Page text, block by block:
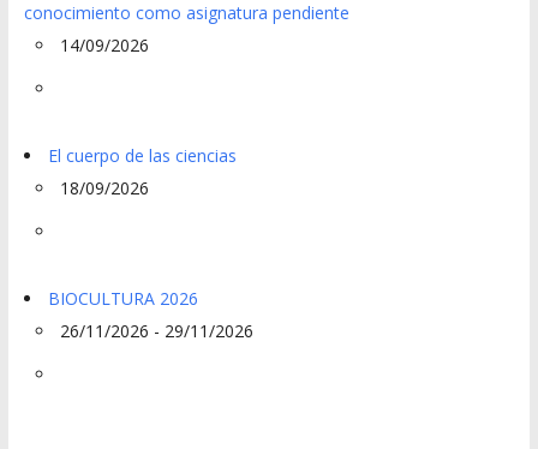
conocimiento como asignatura pendiente
14/09/2026
El cuerpo de las ciencias
18/09/2026
BIOCULTURA 2026
26/11/2026 - 29/11/2026